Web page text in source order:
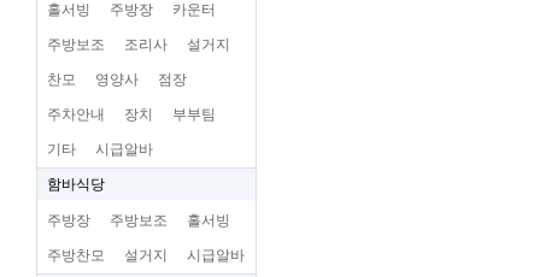
홀서빙 주방장 카운터
주방보조 조리사 설거지
찬모 영양사 점장
주차안내 장치 부부팀
기타 시급알바
함바식당
주방장 주방보조 홀서빙
주방찬모 설거지 시급알바